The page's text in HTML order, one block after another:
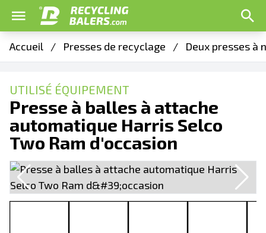
Accueil / Presses de recyclage / Deux presses à
UTILISÉ ÉQUIPEMENT
Presse à balles à attache
automatique Harris Selco
Two Ram d'occasion